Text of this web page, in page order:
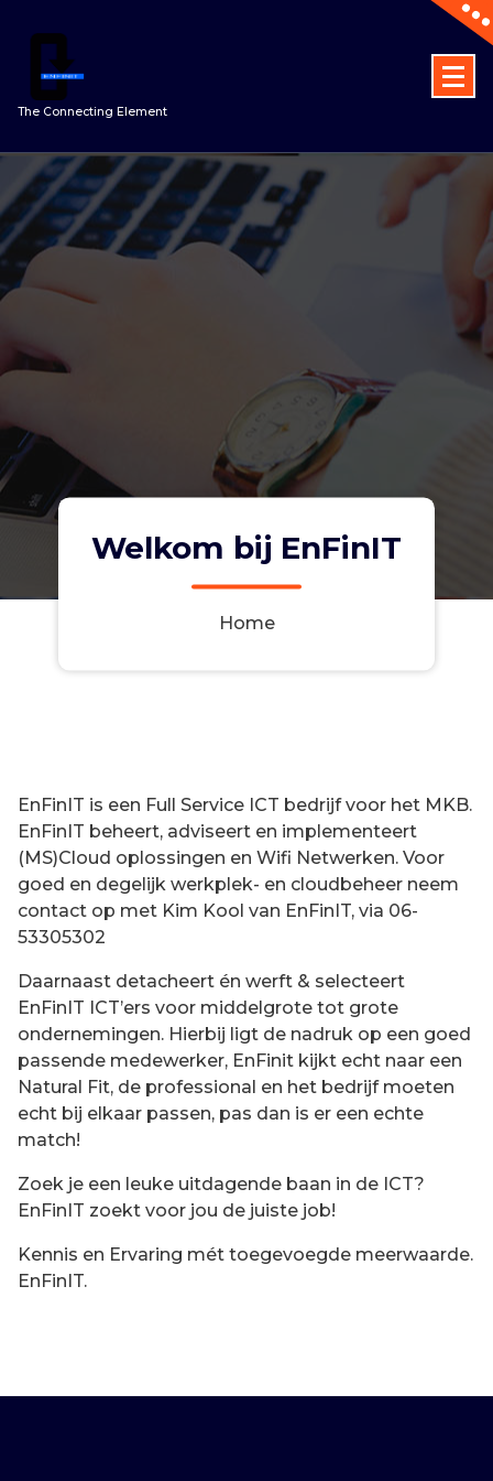
naar
inhoud
The Connecting Element
Welkom bij EnFinIT
Home
EnFinIT is een Full Service ICT bedrijf voor het MKB.
EnFinIT beheert, adviseert en implementeert
(MS)Cloud oplossingen en Wifi Netwerken. Voor
goed en degelijk werkplek- en cloudbeheer neem
contact op met Kim Kool van EnFinIT, via 06-
53305302
Daarnaast detacheert én werft & selecteert
EnFinIT ICT’ers voor middelgrote tot grote
ondernemingen. Hierbij ligt de nadruk op een goed
passende medewerker, EnFinit kijkt echt naar een
Natural Fit, de professional en het bedrijf moeten
echt bij elkaar passen, pas dan is er een echte
match!
Zoek je een leuke uitdagende baan in de ICT?
EnFinIT zoekt voor jou de juiste job!
Kennis en Ervaring mét toegevoegde meerwaarde.
EnFinIT.